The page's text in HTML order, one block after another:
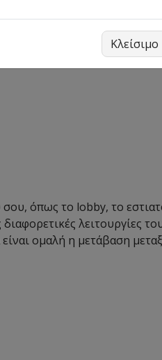
όπως το lobby, το
λειτουργίες
ομαλή η μετάβαση
Κλείσιμο